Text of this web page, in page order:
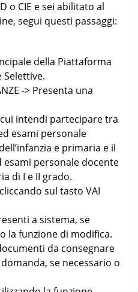
o CIE e sei abilitato al
segui questi passaggi:
della Piattaforma
Selettive.
-> Presenta una
intendi partecipare tra
esami personale
e primaria e il
personale docente
di I e II grado.
sul tasto VAI
a sistema, se
la funzione di modifica.
da consegnare
se necessario o